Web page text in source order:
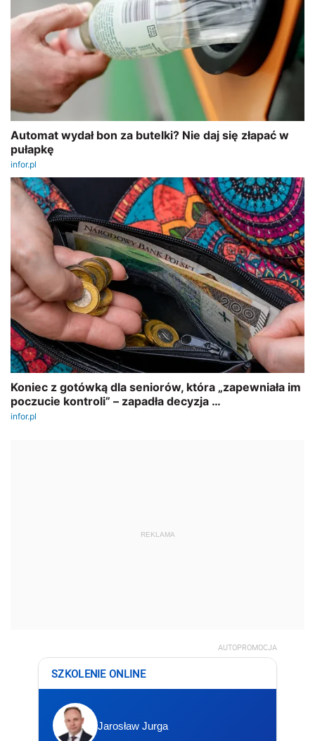
REKLAMA
AUTOPROMOCJA
SZKOLENIE ONLINE
Jarosław Jurga